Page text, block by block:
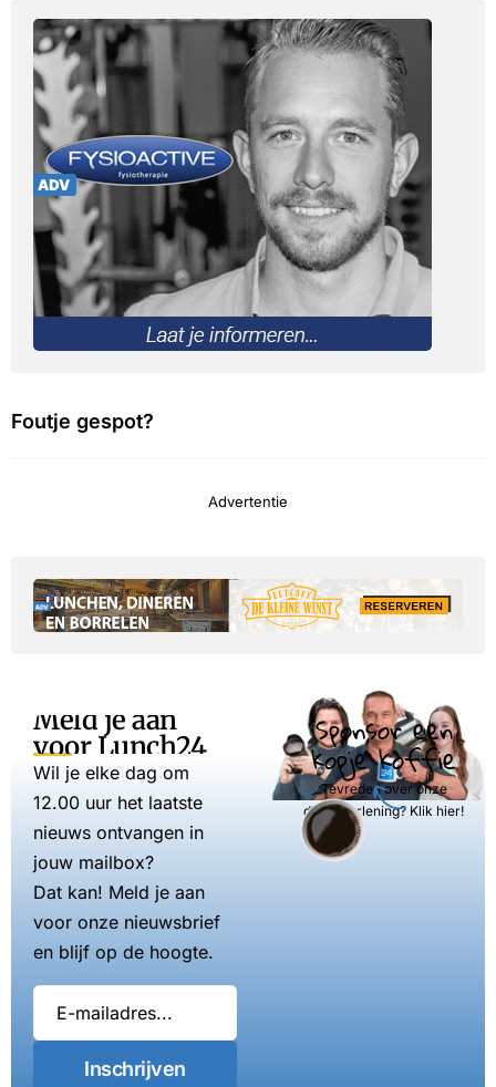
Foutje gespot?
Advertentie
Meld je aan
voor Lunch24
Wil je elke dag om
12.00 uur het laatste
nieuws ontvangen in
jouw mailbox?
Dat kan! Meld je aan
voor onze nieuwsbrief
en blijf op de hoogte.
Inschrijven
Sponsor een
kopje koffie
Tevreden over onze
dienstverlening? Klik hier!